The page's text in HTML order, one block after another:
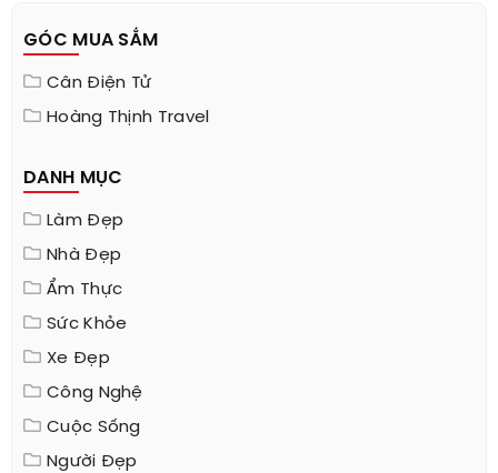
GÓC MUA SẮM
Cân Điện Tử
Hoàng Thịnh Travel
DANH MỤC
Làm Đẹp
Nhà Đẹp
Ẩm Thực
Sức Khỏe
Xe Đẹp
Công Nghệ
Cuộc Sống
Người Đẹp